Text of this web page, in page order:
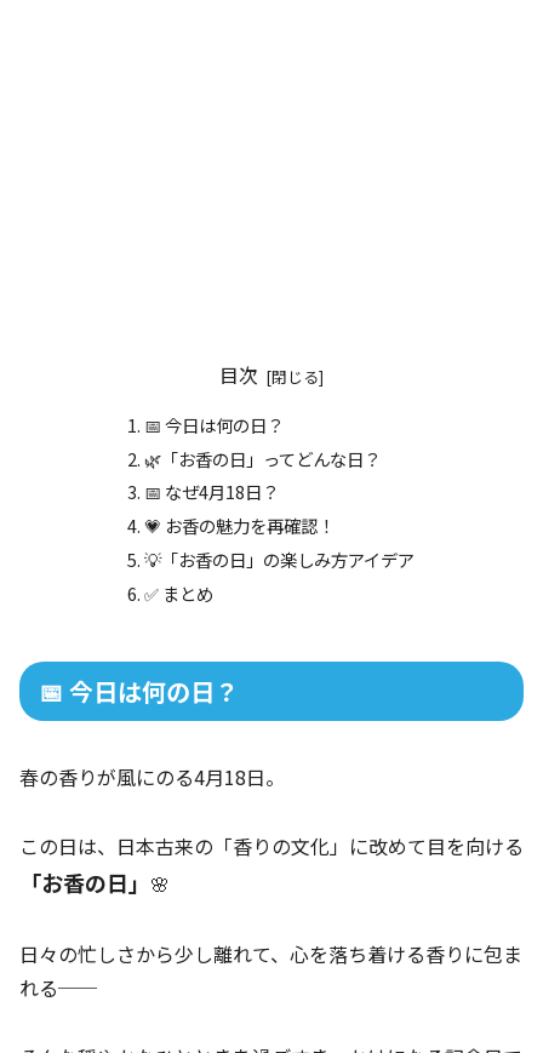
目次
📅 今日は何の日？
🌿「お香の日」ってどんな日？
📅 なぜ4月18日？
💗 お香の魅力を再確認！
💡「お香の日」の楽しみ方アイデア
✅ まとめ
📅 今日は何の日？
春の香りが風にのる4月18日。
この日は、日本古来の「香りの文化」に改めて目を向ける
「お香の日」 🌸
日々の忙しさから少し離れて、心を落ち着ける香りに包ま
れる──